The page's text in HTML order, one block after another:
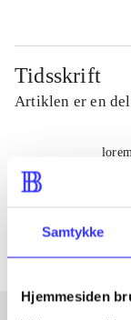
Samtykke
Hjemmesiden
Tidsskrift
Artiklen er en